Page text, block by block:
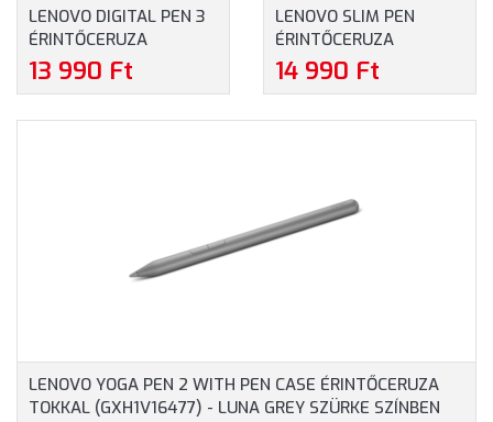
LENOVO DIGITAL PEN 3
ÉRINTŐCERUZA
(GX81N91321)
13 990 Ft
LENOVO SLIM PEN
ÉRINTŐCERUZA
(4X81P44052)
14 990 Ft
LENOVO YOGA PEN 2 WITH PEN CASE ÉRINTŐCERUZA
TOKKAL (GXH1V16477) - LUNA GREY SZÜRKE SZÍNBEN